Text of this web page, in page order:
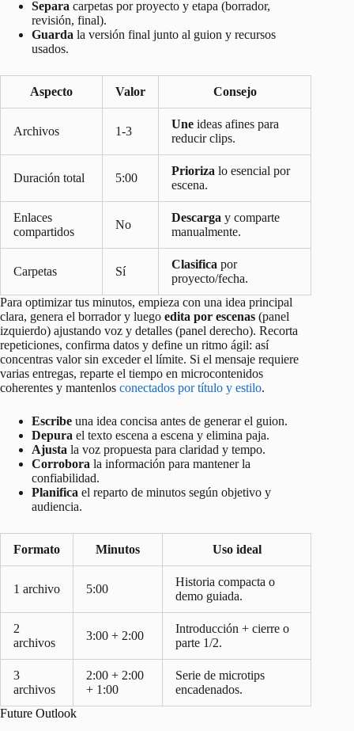
Separa carpetas por proyecto y etapa (borrador,
revisión, final).
Guarda la versión final junto al guion y recursos
usados.
Aspecto Valor Consejo
Archivos 1-3
Une ideas afines para
reducir clips.
Duración total 5:00
Prioriza lo esencial por
escena.
Enlaces
compartidos
No
Descarga y comparte
manualmente.
Carpetas Sí
Clasifica por
proyecto/fecha.
Para optimizar tus minutos, empieza con una idea principal
clara, genera el borrador y luego edita por escenas (panel
izquierdo) ajustando voz y detalles (panel derecho). Recorta
repeticiones, confirma datos y define un ritmo ágil: así
concentras valor sin exceder el límite. Si el mensaje requiere
varias entregas, reparte el tiempo en microcontenidos
coherentes y mantenlos conectados por título y estilo.
Escribe una idea concisa antes de generar el guion.
Depura el texto escena a escena y elimina paja.
Ajusta la voz propuesta para claridad y tempo.
Corrobora la información para mantener la
confiabilidad.
Planifica el reparto de minutos según objetivo y
audiencia.
Formato Minutos Uso ideal
1 archivo 5:00
Historia compacta o
demo guiada.
2
archivos
3:00 + 2:00
Introducción + cierre o
parte 1/2.
3
archivos
2:00 + 2:00
+ 1:00
Serie de microtips
encadenados.
Future Outlook